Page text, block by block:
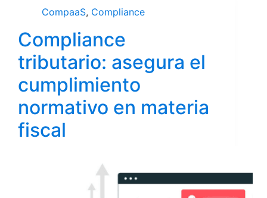
CompaaS, Compliance
Compliance
tributario: asegura el
cumplimiento
normativo en materia
fiscal